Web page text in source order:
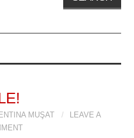
MUŞAT
LEAVE A